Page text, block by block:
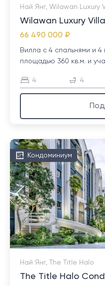
Най Янг, Wilawan Luxury
Wilawan Luxury
66 490 000 ₽
Вилла с 4 спальнями и
площадью 360 кв.м. и
4 4
Кондоминиум
Най Янг, The Title Halo
The Title Halo